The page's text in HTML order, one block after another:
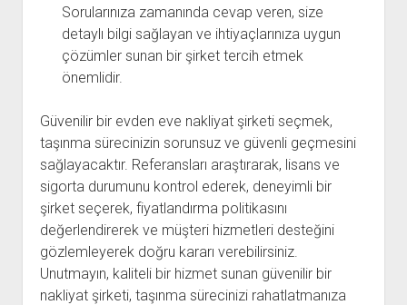
Sorularınıza zamanında cevap veren, size
detaylı bilgi sağlayan ve ihtiyaçlarınıza uygun
çözümler sunan bir şirket tercih etmek
önemlidir.
Güvenilir bir evden eve nakliyat şirketi seçmek,
taşınma sürecinizin sorunsuz ve güvenli geçmesini
sağlayacaktır. Referansları araştırarak, lisans ve
sigorta durumunu kontrol ederek, deneyimli bir
şirket seçerek, fiyatlandırma politikasını
değerlendirerek ve müşteri hizmetleri desteğini
gözlemleyerek doğru kararı verebilirsiniz.
Unutmayın, kaliteli bir hizmet sunan güvenilir bir
nakliyat şirketi, taşınma sürecinizi rahatlatmanıza